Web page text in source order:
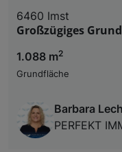
6460 Imst
Großzügiges
1.088 m2
Grundfläche
Barbara
PERFEKT